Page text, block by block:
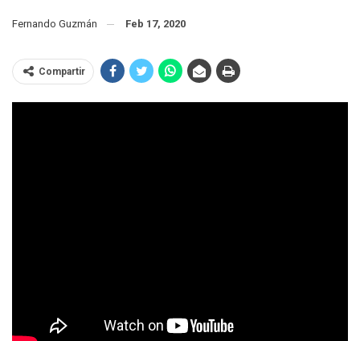
Fernando Guzmán Feb 17, 2020
Compartir